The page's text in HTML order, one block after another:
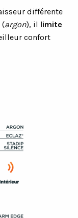
différente
(argon), il limite
confort